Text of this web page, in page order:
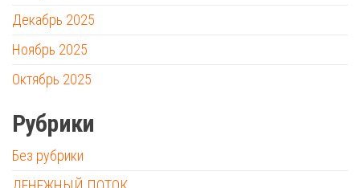
Декабрь 2025
Ноябрь 2025
Октябрь 2025
Рубрики
Без рубрики